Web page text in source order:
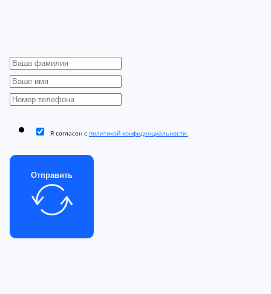
Я согласен с политикой конфиденциальности.
Отправить